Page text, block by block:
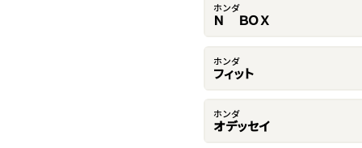
ホンダ
Ｎ ＢＯＸ
ホンダ
フィット
ホンダ
オデッセイ